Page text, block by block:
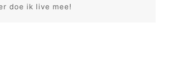
doe ik live mee!